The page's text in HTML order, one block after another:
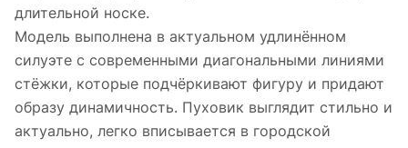
длительной носке.
Модель выполнена в актуальном удлинённом
силуэте с современными диагональными линиями
стёжки, которые подчёркивают фигуру и придают
образу динамичность. Пуховик выглядит стильно и
актуально, легко вписывается в городской